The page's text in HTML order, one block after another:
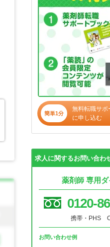
簡単1分
無料転職サポ
に申し込む
求人に関するお問い合わ
薬剤師 専用
0120-
携帯・PHS
お問い合わせ例